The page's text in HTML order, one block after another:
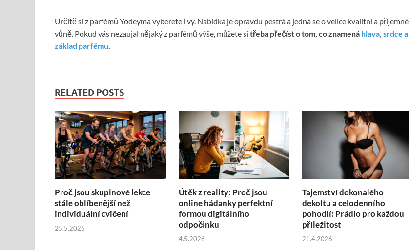
Určitě si z parfémů Yodeyma vyberete i vy. Nabídka je opravdu pestrá a jedná se o velice kvalitní a příjemné
vůně. Pokud vás nezaujal nějaký z parfémů výše, můžete si třeba přečíst o tom, co znamená hlava, srdce a
základ parfému
RELATED POSTS
Proč jsou skupinové lekce
stále oblíbenější než
individuální cvičení
25.5.2026
Útěk z reality: Proč jsou
online hádanky perfektní
formou digitálního
odpočinku
4.5.2026
Tajemství dokonalého
dekoltu a celodenního
pohodlí: Prádlo pro každou
příležitost
21.4.2026